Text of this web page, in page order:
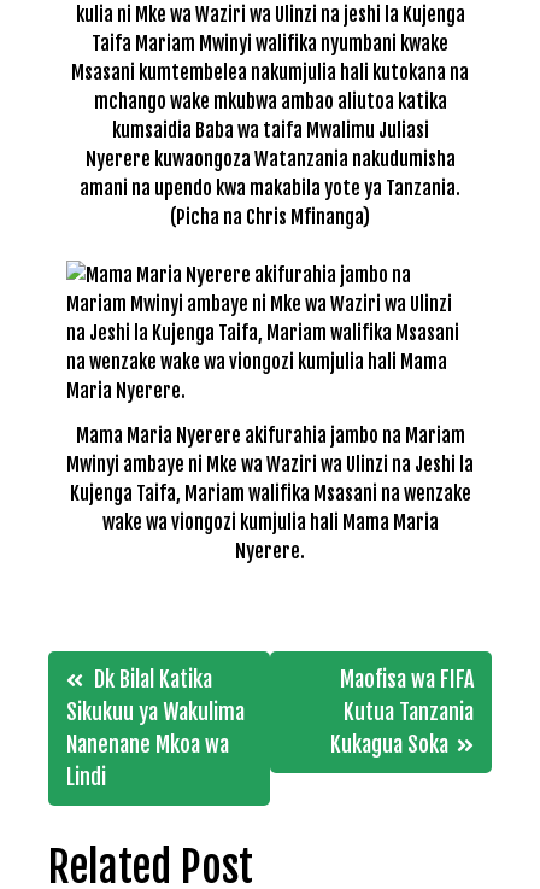
kulia ni Mke wa Waziri wa Ulinzi na jeshi la Kujenga
Taifa Mariam Mwinyi walifika nyumbani kwake
Msasani kumtembelea nakumjulia hali kutokana na
mchango wake mkubwa ambao aliutoa katika
kumsaidia Baba wa taifa Mwalimu Juliasi
Nyerere kuwaongoza Watanzania nakudumisha
amani na upendo kwa makabila yote ya Tanzania.
(Picha na Chris Mfinanga)
Mama Maria Nyerere akifurahia jambo na Mariam
Mwinyi ambaye ni Mke wa Waziri wa Ulinzi na Jeshi la
Kujenga Taifa, Mariam walifika Msasani na wenzake
wake wa viongozi kumjulia hali Mama Maria
Nyerere.
Post
navigation
Dk Bilal Katika
Sikukuu ya Wakulima
Nanenane Mkoa wa
Lindi
Maofisa wa FIFA
Kutua Tanzania
Kukagua Soka
Related Post